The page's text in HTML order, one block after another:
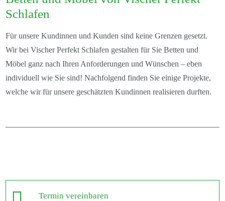
Schlafen
Für unsere Kundinnen und Kunden sind keine Grenzen gesetzt.
Wir bei Vischer Perfekt Schlafen gestalten für Sie Betten und
Möbel ganz nach Ihren Anforderungen und Wünschen – eben
individuell wie Sie sind! Nachfolgend finden Sie einige Projekte,
welche wir für unsere geschätzten Kundinnen realisieren durften.
Termin vereinbaren